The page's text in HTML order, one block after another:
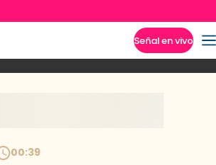
Señal en vivo
00:39